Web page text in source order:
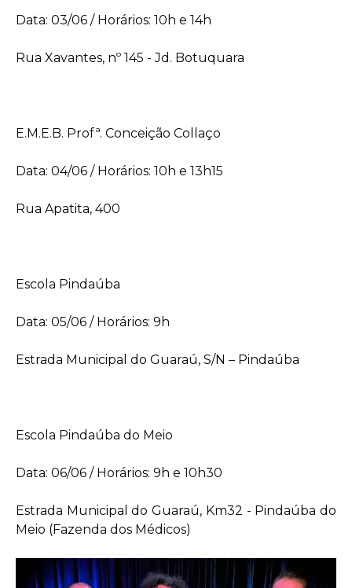
Data: 03/06 / Horários: 10h e 14h
Rua Xavantes, nº 145 - Jd. Botuquara
E.M.E.B. Profª. Conceição Collaço
Data: 04/06 / Horários: 10h e 13h15
Rua Apatita, 400
Escola Pindaúba
Data: 05/06 / Horários: 9h
Estrada Municipal do Guaraú, S/N – Pindaúba
Escola Pindaúba do Meio
Data: 06/06 / Horários: 9h e 10h30
Estrada Municipal do Guaraú, Km32 - Pindaúba do
Meio (Fazenda dos Médicos)